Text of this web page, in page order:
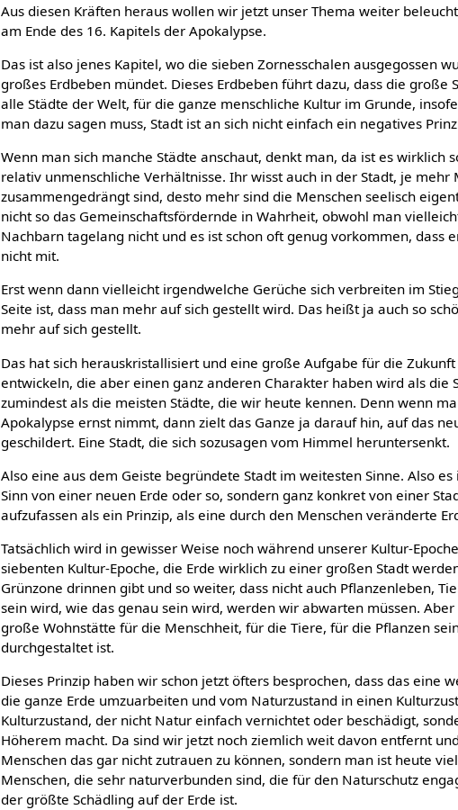
Aus diesen Kräften heraus wollen wir jetzt unser Thema weiter
am Ende des 16. Kapitels der Apokalypse.
Das ist also jenes Kapitel, wo die sieben Zornesschalen ausgegossen
großes Erdbeben mündet. Dieses Erdbeben führt dazu, dass die große
alle Städte der Welt, für die ganze menschliche Kultur im Grunde,
man dazu sagen muss, Stadt ist an sich nicht einfach ein negatives
Wenn man sich manche Städte anschaut, denkt man, da ist es wirklich
relativ unmenschliche Verhältnisse. Ihr wisst auch in der Stadt, je mehr
zusammengedrängt sind, desto mehr sind die Menschen seelisch
nicht so das Gemeinschaftsfördernde in Wahrheit, obwohl man
Nachbarn tagelang nicht und es ist schon oft genug vorkommen, dass
nicht mit.
Erst wenn dann vielleicht irgendwelche Gerüche sich verbreiten im
Seite ist, dass man mehr auf sich gestellt wird. Das heißt ja auch so
mehr auf sich gestellt.
Das hat sich herauskristallisiert und eine große Aufgabe für die
entwickeln, die aber einen ganz anderen Charakter haben wird als die
zumindest als die meisten Städte, die wir heute kennen. Denn wenn
Apokalypse ernst nimmt, dann zielt das Ganze ja darauf hin, auf das
geschildert. Eine Stadt, die sich sozusagen vom Himmel heruntersenkt.
Also eine aus dem Geiste begründete Stadt im weitesten Sinne. Also
Sinn von einer neuen Erde oder so, sondern ganz konkret von einer
aufzufassen als ein Prinzip, als eine durch den Menschen veränderte
Tatsächlich wird in gewisser Weise noch während unserer Kultur-
siebenten Kultur-Epoche, die Erde wirklich zu einer großen Stadt
Grünzone drinnen gibt und so weiter, dass nicht auch Pflanzenleben,
sein wird, wie das genau sein wird, werden wir abwarten müssen.
große Wohnstätte für die Menschheit, für die Tiere, für die Pflanzen
durchgestaltet ist.
Dieses Prinzip haben wir schon jetzt öfters besprochen, dass das eine
die ganze Erde umzuarbeiten und vom Naturzustand in einen
Kulturzustand, der nicht Natur einfach vernichtet oder beschädigt,
Höherem macht. Da sind wir jetzt noch ziemlich weit davon entfernt
Menschen das gar nicht zutrauen zu können, sondern man ist heute
Menschen, die sehr naturverbunden sind, die für den Naturschutz
der größte Schädling auf der Erde ist.